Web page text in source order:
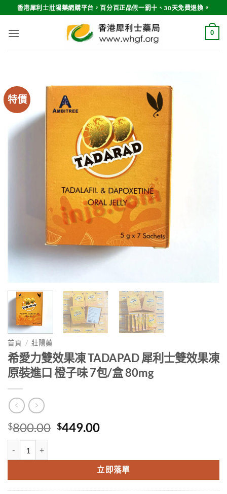
to
content
香港犀利士壯陽藥網購平台，百分百正品假一罰十、30天免費退換。
0
特價
首頁 / 壯陽藥
希愛力雙效果凍 TADAPAD 犀利士雙效果凍
原裝進口 橙子味 7包/盒 80mg
$800.00 Original
$800.00.
$449.00Current
$449.00.
立即落單